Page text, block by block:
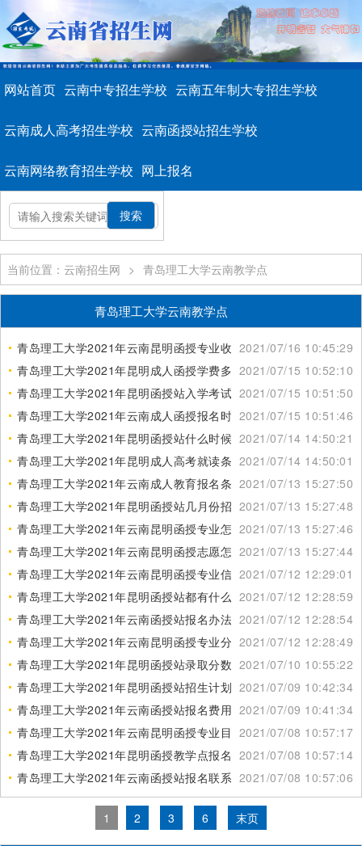
网站首页 云南中专招生学校 云南五年制大专招生学校
云南成人高考招生学校 云南函授站招生学校
云南网络教育招生学校 网上报名
当前位置：云南招生网 > 青岛理工大学云南教学点
青岛理工大学云南教学点
青岛理工大学2021年云南昆明函授专业收费标准2021/07/16 10:45:29
青岛理工大学2021年昆明成人函授学费多少2021/07/15 10:52:10
青岛理工大学2021年昆明函授站入学考试科目2021/07/15 10:51:50
青岛理工大学2021年云南成人函授报名时间2021/07/15 10:51:46
青岛理工大学2021年昆明函授站什么时候报名2021/07/14 14:50:21
青岛理工大学2021年昆明成人高考就读条件2021/07/14 14:50:01
青岛理工大学2021年云南成人教育报名条件2021/07/13 15:27:50
青岛理工大学2021年昆明函授站几月份招生报名2021/07/13 15:27:48
青岛理工大学2021年云南昆明函授专业怎么样2021/07/13 15:27:46
青岛理工大学2021年云南昆明函授志愿怎么填2021/07/13 15:27:44
青岛理工大学2021年云南昆明函授专业信息2021/07/12 12:29:01
青岛理工大学2021年昆明函授站都有什么专业2021/07/12 12:28:59
青岛理工大学2021年云南函授站报名办法 2021/07/12 12:28:54
青岛理工大学2021年云南昆明函授专业分数线2021/07/12 12:28:49
青岛理工大学2021年昆明函授站录取分数线2021/07/10 10:55:22
青岛理工大学2021年昆明函授站招生计划 2021/07/09 10:42:34
青岛理工大学2021年云南函授站报名费用是多少2021/07/09 10:41:34
青岛理工大学2021年云南昆明函授专业目录2021/07/08 10:57:17
青岛理工大学2021年昆明函授教学点报名咨询2021/07/08 10:57:14
青岛理工大学2021年云南函授站报名联系电话2021/07/08 10:57:06
1 2 3 6 末页